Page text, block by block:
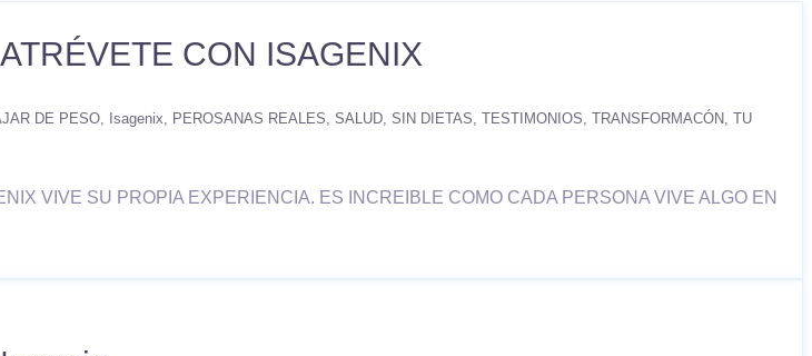
CON ISAGENIX
DE PESO Isagenix PEROSANAS REALES SALUD SIN DIETAS TESTIMONIOS TRANSFORMACÓN TU
VIVE SU PROPIA EXPERIENCIA. ES INCREIBLE COMO CADA PERSONA VIVE ALGO EN